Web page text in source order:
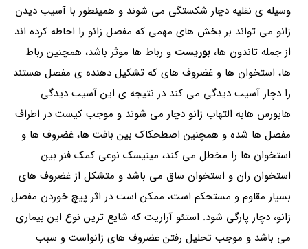
وسیله ی نقلیه دچار شکستگی می شوند و همینطور با آسیب دیدن
زانو می تواند بر بخش های مهمی که مفصل زانو را احاطه کرده اند
از جمله تاندون ها، بوریست و رباط ها موثر باشد، همچنین رباط
ها، استخوان ها و غضروف های که تشکیل دهنده ی مفصل هستند
را دچار آسیب دیدگی می کند در نتیجه ی این آسیب دیدگی
هابورس هابه التهاب زانو دچار می شوند و موجب کیست در اطراف
مفصل ها شده و همچنین اصطحکاک بین بافت ها، غضروف ها و
استخوان ها را مخطل می کند، مینیسک نوعی کمک فنر بین
استخوان ران و استخوان ساق می باشد و متشکل از غضروف های
بسیار مقاوم و مستحکم است، ممکن است در اثر پیچ خوردن مفصل
زانو، دچار پارگی شود. استئو آراریت که شایع ترین نوع این بیماری
می باشد و موجب تحلیل رفتن غضروف های زانواست و سبب